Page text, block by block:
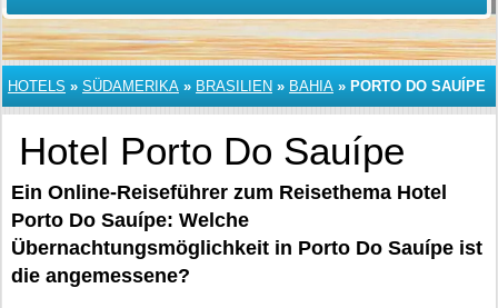
HOTELS » SÜDAMERIKA » BRASILIEN » BAHIA » PORTO DO SAUÍPE
Hotel Porto Do Sauípe
Ein Online-Reiseführer zum Reisethema Hotel
Porto Do Sauípe: Welche
Übernachtungsmöglichkeit in Porto Do Sauípe ist
die angemessene?